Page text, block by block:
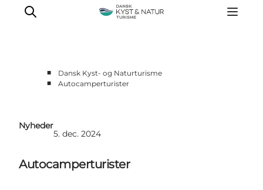
Vidensbank
Kontakt
■
Dansk Kyst- og Naturturisme
■
Autocamperturister
Nyheder
5. dec. 2024
Autocamperturister